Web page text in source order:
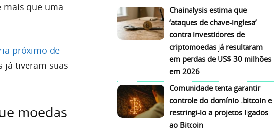
mais que uma
próximo de
já tiveram suas
moedas
Chainalysis estima que
‘ataques de chave-inglesa’
contra investidores de
criptomoedas já resultaram
em perdas de US$ 30 milhões
em 2026
Comunidade tenta garantir
controle do domínio .bitcoin e
restringi-lo a projetos ligados
ao Bitcoin